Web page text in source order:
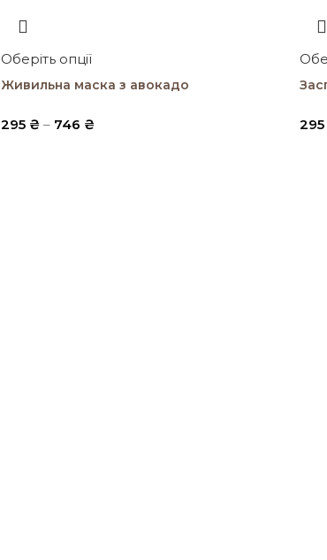
Оберіть опції
Живильна маска з авокадо
295 ₴ – 746 ₴ 295